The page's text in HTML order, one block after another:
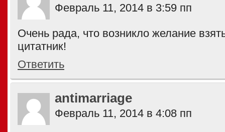
Февраль 11, 2014 в 3:59 пп
Очень рада, что возникло желание
цитатник!
Ответить
antimarriage
Февраль 11, 2014 в 4:08 пп